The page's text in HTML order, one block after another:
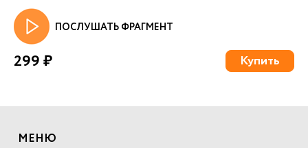
ПОСЛУШАТЬ ФРАГМЕНТ
299 ₽ Купить
МЕНЮ